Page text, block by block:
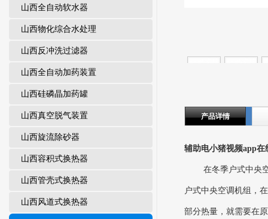
产品详情
辅助电小猪视频app在
在冬季户式中央空调
户式中央空调机组
部分热量，就需要
山西全自动软水器
山西物化综合水处理
山西反冲洗过滤器
山西全自动加药装置
山西硅磷晶加药罐
山西真空脱气装置
山西旋流除砂器
山西容积式换热器
山西管壳式换热器
山西风道式换热器